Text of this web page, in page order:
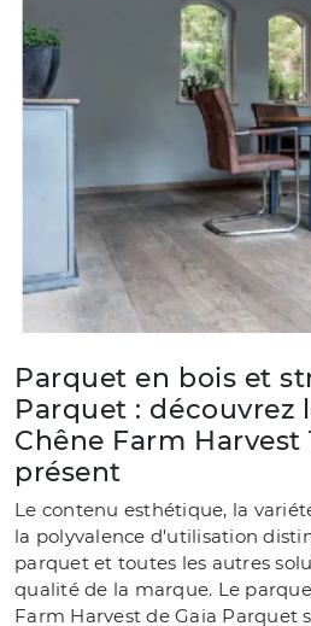
Parquet en bois et
Parquet : découvrez
Chêne Farm Harvest
présent
Le contenu esthétique, la
la polyvalence d'utilisation
parquet et toutes les autres
qualité de la marque. Le
Farm Harvest de Gaia